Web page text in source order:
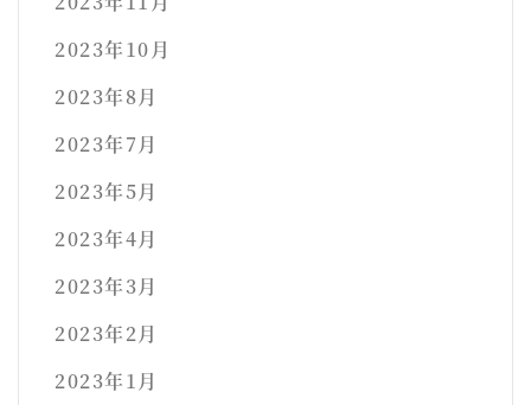
2023年10月
2023年8月
2023年7月
2023年5月
2023年4月
2023年3月
2023年2月
2023年1月